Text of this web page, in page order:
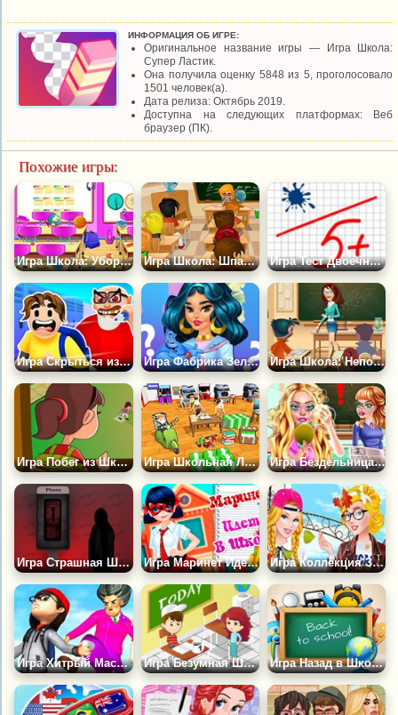
ИНФОРМАЦИЯ ОБ ИГРЕ:
Оригинальное название игры — Игра Школа:
Супер Ластик.
Она получила оценку 5848 из 5, проголосовало
1501 человек(а).
Дата релиза: Октябрь 2019.
Доступна на следующих платформах: Веб
браузер (ПК).
Похожие игры:
Игра Школа: Уборка в Грязном Классе Игра Школа: Шпаргалки Игра Тест Двоечник или Отличник?
Игра Скрыться из Школы Игра Фабрика Зелья: Назад в Школу Игра Школа: Непослушный Класс
Игра Побег из Школы Игра Школьная Лихорадка Игра Бездельница: Макияж на Уроке
Игра Страшная Школа Игра Маринет Идёт в Школу Игра Коллекция Золушки для Школы
Игра Хитрый Мастер Игра Безумная Школа Игра Назад в Школу: Парные Картинки